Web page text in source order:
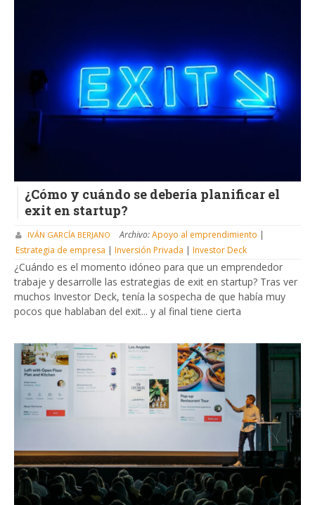
¿Cómo y cuándo se debería planificar el
exit en startup?
IVÁN GARCÍA BERJANO Archivo:Apoyo al emprendimiento |
Estrategia de empresa | Inversión Privada | Investor Deck
¿Cuándo es el momento idóneo para que un emprendedor
trabaje y desarrolle las estrategias de exit en startup? Tras ver
muchos Investor Deck, tenía la sospecha de que había muy
pocos que hablaban del exit... y al final tiene cierta